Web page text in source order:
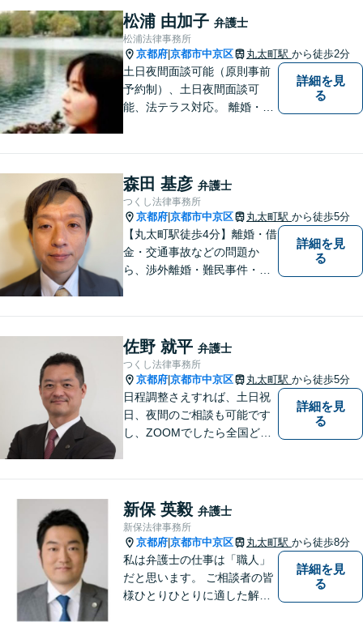
松浦 由加子 弁護士
松浦法律事務所
京都府 京都市中京区 丸太町駅 から徒歩2分
土日夜間面談可能（原則事前
予約制）、土日夜間面談可
能、法テラス対応。 離婚・借
問題・クレーマー対応など事
業者様にも広く対応しており
ます。お気軽にご相談くださ
い。
詳細を見
る
森田 基彦 弁護士
つくし法律事務所
京都府 京都市中京区 丸太町駅 から徒歩5分
【丸太町駅徒歩4分】離婚・借
金・交通事故などの問題か
ら、渉外離婚・難民事件・医
待ちしています。
詳細を見
る
佐野 就平 弁護士
つくし法律事務所
京都府 京都市中京区 丸太町駅 から徒歩5分
日程調整さえすれば、土日祝
日、夜間のご相談も可能です
し、ZOOMでしたら全国どこ
介できます。
詳細を見
る
新保 英毅 弁護士
新保法律事務所
京都府 京都市中京区 丸太町駅 から徒歩8分
私は弁護士の仕事は「職人」
だと思います。 ご相談者の皆
様ひとりひとりに適した解決
詳細を見
る